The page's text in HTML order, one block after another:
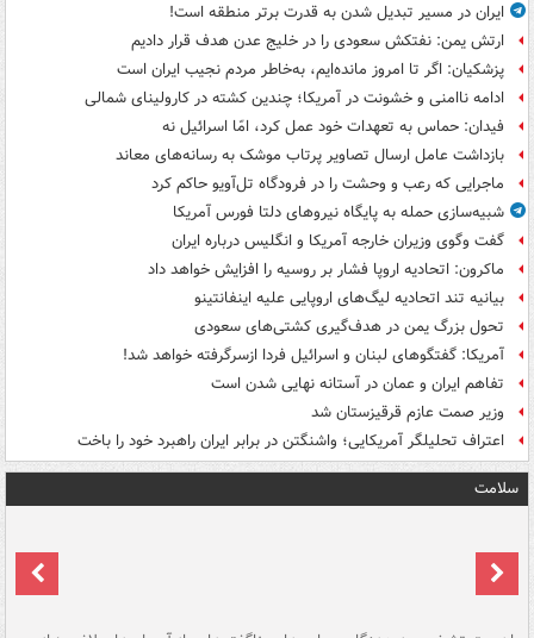
ایران در مسیر تبدیل شدن به قدرت برتر منطقه است!
ارتش یمن: نفتکش سعودی را در خلیج عدن هدف قرار دادیم
پزشکیان: اگر تا امروز مانده‌ایم، به‌خاطر مردم نجیب ایران است
ادامه ناامنی و خشونت در آمریکا؛ چندین کشته در کارولینای شمالی
فیدان: حماس به تعهدات خود عمل کرد، امّا اسرائیل نه
بازداشت عامل ارسال تصاویر پرتاب موشک به رسانه‌های معاند
ماجرایی که رعب و وحشت را در فرودگاه تل‌آویو حاکم کرد
شبیه‌سازی حمله به پایگاه نیروهای دلتا فورس آمریکا
گفت وگوی وزیران خارجه آمریکا و انگلیس درباره ایران
ماکرون: اتحادیه اروپا فشار بر روسیه را افزایش خواهد داد
بیانیه تند اتحادیه لیگ‌های اروپایی علیه اینفانتینو
تحول بزرگ یمن در هدف‌گیری کشتی‌های سعودی
آمریکا: گفتگوهای لبنان و اسرائیل فردا ازسرگرفته خواهد شد!
تفاهم ایران و عمان در آستانه نهایی شدن است
وزیر صمت عازم قرقیزستان شد
اعتراف تحلیلگر آمریکایی؛ واشنگتن در برابر ایران راهبرد خود را باخت
سلامت